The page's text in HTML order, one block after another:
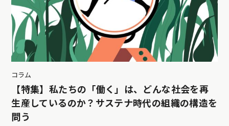
コラム
【特集】私たちの「働く」は、どんな社会を再
生産しているのか？サステナ時代の組織の構造を
問う